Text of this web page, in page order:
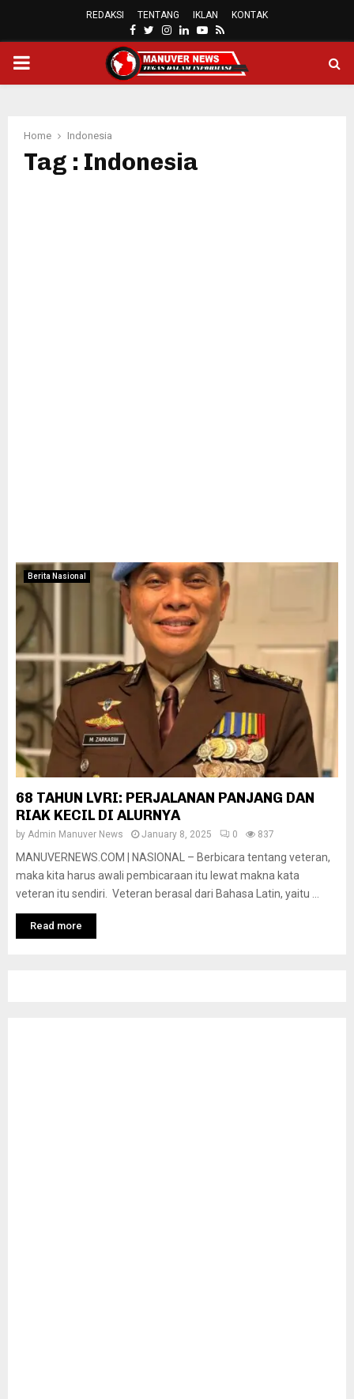
REDAKSI TENTANG IKLAN KONTAK
FACEBOOK
TWITTER
INSTAGRAM
LINKEDINYOUTUBE
RSS
PRIMARY
Home Indonesia
Tag : Indonesia
Berita Nasional
68 TAHUN LVRI: PERJALANAN PANJANG DAN
RIAK KECIL DI ALURNYA
by Admin Manuver News January 8, 2025 0 837
MANUVERNEWS.COM | NASIONAL – Berbicara tentang veteran,
maka kita harus awali pembicaraan itu lewat makna kata
veteran itu sendiri. Veteran berasal dari Bahasa Latin, yaitu ...
Read more